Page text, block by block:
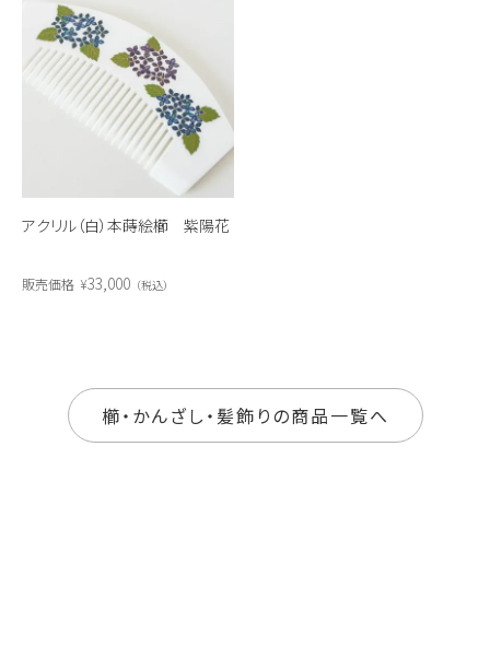
アクリル（白）本蒔絵櫛 紫陽花
販売価格 ¥33,000 税込
櫛・かんざし・髪飾りの商品一覧へ